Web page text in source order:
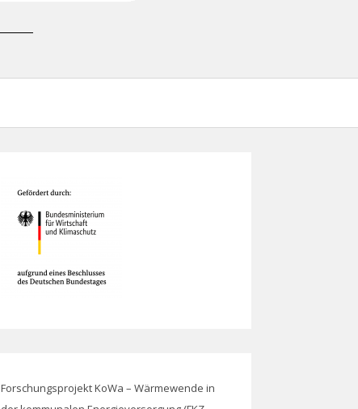
Forschungsprojekt KoWa – Wärmewende in